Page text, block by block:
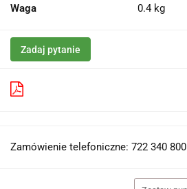
Waga 0.4 kg
Zadaj pytanie
Zamówienie telefoniczne: 722 340 800